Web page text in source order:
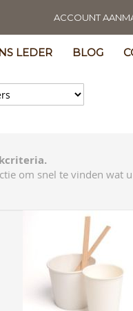
ACCOUNT
LEDER BLOG
om snel te vinden wat